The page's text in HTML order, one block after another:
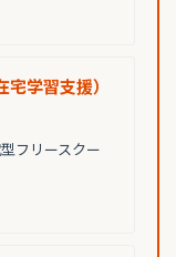
学習支援）
フリースクー